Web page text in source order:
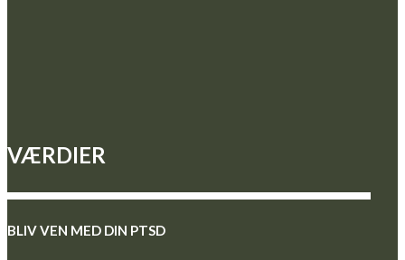
VÆRDIER
BLIV VEN MED DIN PTSD